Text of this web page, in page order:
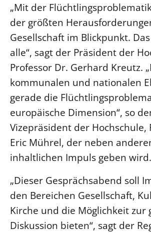
„Mit der
der größten
Gesellschaft im Blickpunkt.
alle“, sagt der Präsident der
Professor Dr. Gerhard Kreutz.
kommunalen und nationalen
gerade die
europäische Dimension“, so
Vizepräsident der Hochschule,
Eric Mührel, der neben
inhaltlichen Impuls geben wird.
„Dieser Gesprächsabend soll
den Bereichen Gesellschaft,
Kirche und die Möglichkeit zur
Diskussion bieten“, sagt der
Ehrenamt
Beruf
Freie Stellen
BIBLIOTHEK & ARCHIV
SERVICE
Älterwerden im Pfarrberuf
Beteiligungsverfahren
Beschwerdestellen
Ephoralbüro
Finanzplanung
Fundraising
IT-Service